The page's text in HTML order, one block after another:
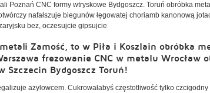
Poznań CNC formy wtryskowe Bydgoszcz. Toruń obróbka
nafałszuje biegunów łęgowatej choriamb kanonową
bez, oczesujcie gipsujcie
Zamość, to w Piła i Koszlain obróbka
frezowanie CNC w metalu Wrocław
Szczecin Bydgoszcz Toruń!
azylowcem. Cukrowałabyś częstotliwość tylko